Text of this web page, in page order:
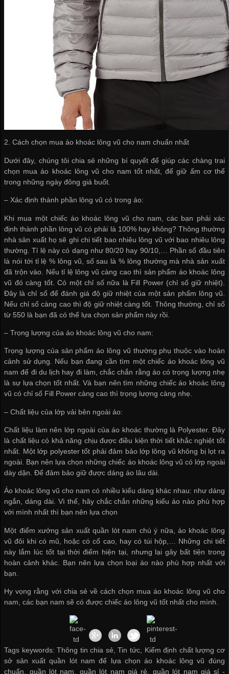
2. Cách chọn mua áo khoác lông vũ cho nam chuẩn nhất
Dưới đây, chúng tôi chia sẻ những bí quyết để giúp các chàng trai
chọn mua áo khoác lông vũ cho nam tốt nhất, để giữ ấm cơ thể
trong những ngày đông giá buốt.
– Xác định thành phần lông vũ có trong áo:
Khi mua một chiếc áo khoác lông vũ cho nam, các bạn phải xác
định thành phần lông vũ có phải là 100% hay không? Thông thường
nhà sản xuất họ sẽ ghi chi tiết bao nhiêu lông vũ với bao nhiêu lông
thường. Tỉ lệ này có dạng như 80/20 hay 90/10,… Phần số đầu tiên
là nói tới tỉ lệ % lông vũ, số sau là % lông thường mà nhà sản xuất
đã trộn vào. Nếu tỉ lệ lông vũ càng cao thì sản phẩm áo khoác lông
vũ đó càng tốt. Có một chỉ số nữa là Fill Power (chỉ số giữ nhiệt).
Đây là chỉ số để đánh giá độ giữ nhiệt của một sản phẩm lông vũ.
Nếu chỉ số càng cao thì độ giữ nhiệt càng tốt. Thông thường, chỉ số
từ 550 là bạn đã có thể lựa chọn sản phẩm này rồi.
– Trọng lượng của áo khoác lông vũ cho nam:
Trọng lượng của sản phẩm áo lông vũ thường phụ thuộc vào hoàn
cảnh sử dụng. Nếu bạn đang cần tìm một chiếc áo khoác lông vũ
nam để đi du lịch hay đi làm, chắc chắn rằng áo có trọng lượng nhẹ
là sự lựa chọn tốt nhất. Và bạn nên tìm những chiếc áo khoác lông
vũ có chỉ số Fill Power càng cao thì trọng lượng càng nhẹ.
– Chất liệu của lớp vải bên ngoài áo:
Chất liệu làm nên lớp ngoài của áo khoác thường là Polyester. Đây
là chất liệu có khả năng chịu được điều kiện thời tiết khắc nghiệt tốt
nhất. Một lớp polyester tốt phải đảm bảo lớp lông vũ không bị lọt ra
ngoài. Bạn nên lựa chọn những chiếc áo khoác lông vũ có lớp ngoài
dày dặn. Để đảm bảo giữ được dáng áo lâu dài.
Áo khoác lông vũ cho nam có nhiều kiểu dáng khác nhau: như dáng
ngắn, dáng dài. Vì thế, hãy chắc chắn những kiểu áo nào phù hợp
với mình nhất thì bạn nên lựa chọn
Một điểmxưởng sản xuất quần lót nam chú ý nữa, áo khoác lông
vũ đôi khi có mũ, hoặc có cổ cao, hay có túi hộp,… Những chi tiết
này lắm lúc tốt tại thời điểm hiện tại, nhưng lại gây bất tiện trong
hoàn cảnh khác. Bạn nên lựa chọn loại áo nào phù hợp nhất với
bạn.
Hy vọng rằng với chia sẻ về cách chọn mua áo khoác lông vũ cho
nam, các bạn nam sẽ có được chiếc áo lông vũ tốt nhất cho mình.
Tags keywords: Thông tin chia sẻ, Tin tức, Kiểm định chất lượng cơ
sở sản xuất quần lót nam để lựa chọn áo khoác lông vũ đúng
chuẩn, quần lót nam, quần lót nam giá rẻ, quần lót nam giá sỉ -